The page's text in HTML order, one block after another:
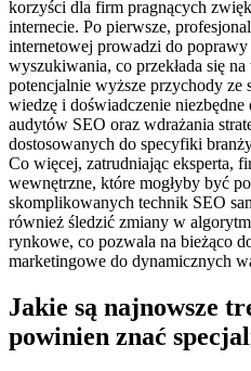
korzyści dla firm pragnących
internecie. Po pierwsze,
internetowej prowadzi do
wyszukiwania, co przekłada się
potencjalnie wyższe przychody ze
wiedzę i doświadczenie
audytów SEO oraz wdrażania
dostosowanych do specyfiki
Co więcej, zatrudniając eksperta,
wewnętrzne, które mogłyby być
skomplikowanych technik SEO
również śledzić zmiany w
rynkowe, co pozwala na bieżąco
marketingowe do dynamicznych
Jakie są najnowsze
powinien znać